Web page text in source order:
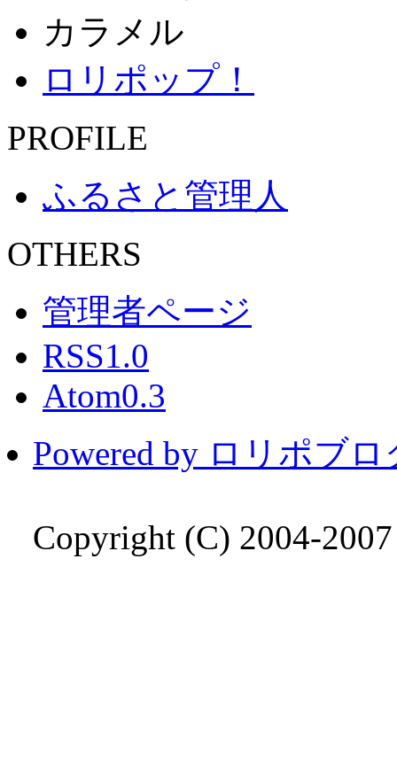
カラメル
ロリポップ！
PROFILE
ふるさと管理人
OTHERS
管理者ページ
RSS1.0
Atom0.3
Powered by ロリポブロ
Copyright (C) 2004-